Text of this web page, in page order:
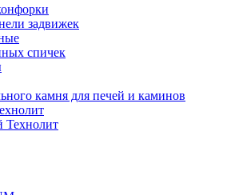
задвижек
спичек
камня для печей и каминов
Технолит